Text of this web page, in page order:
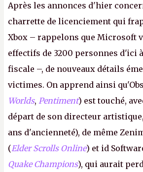
Après les annonces d'hier
charrette de licenciement qui
Xbox – rappelons que Microsoft
effectifs de 3200 personnes d'ici
fiscale –, de nouveaux détails
victimes. On apprend ainsi
Worlds, Pentiment) est touché,
départ de son directeur
ans d'ancienneté), de même
(Elder Scrolls Online) et id
Quake Champions), qui aurait